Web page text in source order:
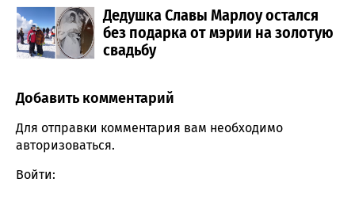
Дедушка Славы Марлоу остался
без подарка от мэрии на золотую
свадьбу
Comment section
Добавить комментарий
Для отправки комментария вам необходимо
авторизоваться.
Войти: